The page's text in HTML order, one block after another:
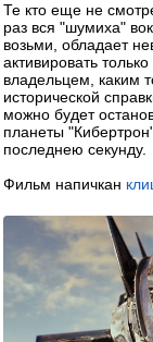
Те кто еще не
раз вся "шумиха"
возьми, обладает
активировать
владельцем, каким
исторической
можно будет
планеты
последнею секунду.
Фильм напичкан